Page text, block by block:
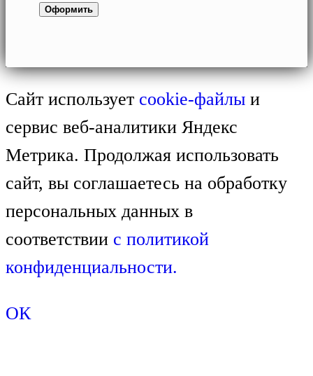
Сайт использует cookie-файлы и
сервис веб-аналитики Яндекс
Метрика. Продолжая использовать
сайт, вы соглашаетесь на обработку
персональных данных в
соответствии с политикой
конфиденциальности.
ОК